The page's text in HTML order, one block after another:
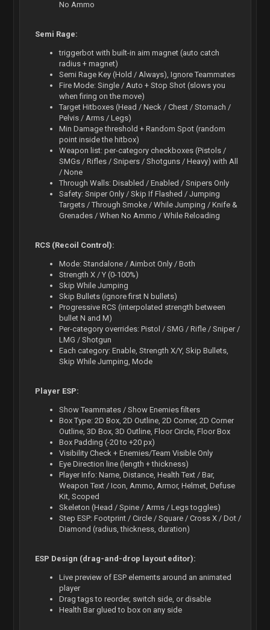
No Ammo
Semi Rage:
triggerbot with built-in aim magnet (auto catch
radius + magnet)
Semi Rage Key (Hold / Always), Ignore Teammates
Fire Mode: Single / Auto + Stop Shot (slows you
when firing on the move)
Target Hitboxes (Head / Neck / Chest / Stomach /
Pelvis / Arms / Legs)
Min Damage threshold + Random Spot (random
point inside the hitbox)
Weapon list: per-category checkboxes (Pistols /
SMGs / Rifles / Snipers / Shotguns / Heavy) with All
/ None
Through Walls: Disabled / Enabled / Snipers Only
Safety: Sniper Only / Skip If Flashed / Jumping
Targets / Through Smoke / While Jumping / Knife &
Grenades / When No Ammo / While Reloading
RCS (Recoil Control):
Mode: Standalone / Aimbot Only / Both
Strength X / Y (0-100%)
Skip While Jumping
Skip Bullets (ignore first N bullets)
Progressive RCS (interpolated strength between
bullet N and M)
Per-category overrides: Pistol / SMG / Rifle / Sniper /
LMG / Shotgun
Each category: Enable, Strength X/Y, Skip Bullets,
Skip While Jumping, Mode
Player ESP:
Show Teammates / Show Enemies filters
Box Type: 2D Box, 2D Outline, 2D Corner, 2D Corner
Outline, 3D Box, 3D Outline, Floor Circle, Floor Box
Box Padding (-20 to +20 px)
Visibility Check + Enemies/Team Visible Only
Eye Direction line (length + thickness)
Player Info: Name, Distance, Health Text / Bar,
Weapon Text / Icon, Ammo, Armor, Helmet, Defuse
Kit, Scoped
Skeleton (Head / Spine / Arms / Legs toggles)
Step ESP: Footprint / Circle / Square / Cross X / Dot /
Diamond (radius, thickness, duration)
ESP Design (drag-and-drop layout editor):
Live preview of ESP elements around an animated
player
Drag tags to reorder, switch side, or disable
Health Bar glued to box on any side